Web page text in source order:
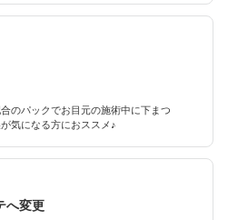
のパックでお目元の施術中に下まつ
気になる方におススメ♪
へ変更